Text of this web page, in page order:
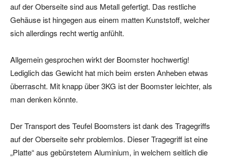
auf der Oberseite sind aus Metall gefertigt. Das restliche
Gehäuse ist hingegen aus einem matten Kunststoff, welcher
sich allerdings recht wertig anfühlt.
Allgemein gesprochen wirkt der Boomster hochwertig!
Lediglich das Gewicht hat mich beim ersten Anheben etwas
überrascht. Mit knapp über 3KG ist der Boomster leichter, als
man denken könnte.
Der Transport des Teufel Boomsters ist dank des Tragegriffs
auf der Oberseite sehr problemlos. Dieser Tragegriff ist eine
„Platte“ aus gebürstetem Aluminium, in welchem seitlich die